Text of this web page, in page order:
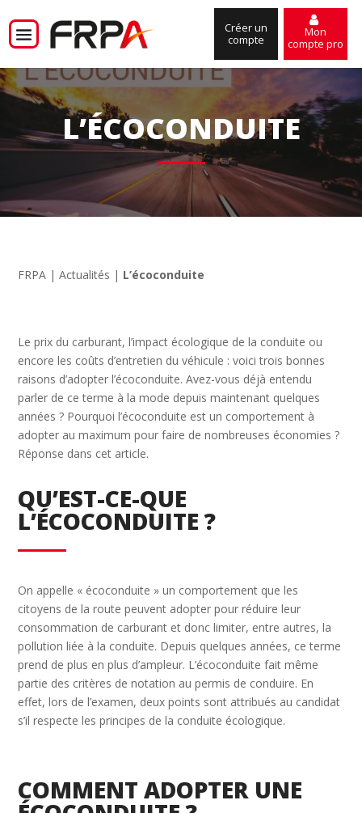
Créer un
compte
Mon
compte pro
L’ÉCOCONDUITE
FRPA |Actualités | L’écoconduite
Le prix du carburant, l’impact écologique de la conduite ou
encore les coûts d’entretien du véhicule : voici trois bonnes
raisons d’adopter l’écoconduite. Avez-vous déjà entendu
parler de ce terme à la mode depuis maintenant quelques
années ? Pourquoi l’écoconduite est un comportement à
adopter au maximum pour faire de nombreuses économies ?
Réponse dans cet article.
QU’EST-CE-QUE
L’ÉCOCONDUITE ?
On appelle « écoconduite » un comportement que les
citoyens de la route peuvent adopter pour réduire leur
consommation de carburant et donc limiter, entre autres, la
pollution liée à la conduite. Depuis quelques années, ce terme
prend de plus en plus d’ampleur. L’écoconduite fait même
partie des critères de notation au permis de conduire. En
effet, lors de l’examen, deux points sont attribués au candidat
s’il respecte les principes de la conduite écologique.
COMMENT ADOPTER UNE